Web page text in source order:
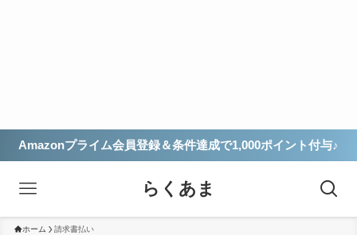
Amazonプライム会員登録＆条件達成で1,000ポイント付与♪
らくあま
ホーム 請求書払い